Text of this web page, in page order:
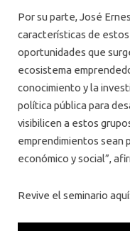
Por su parte, José
características de
oportunidades que
ecosistema
conocimiento y la
política pública para
visibilicen a estos
emprendimientos sean
económico y social”,
Revive el seminario aquí: